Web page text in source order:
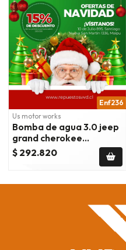
Enf236
Us motor works
Bomba de agua 3.0 jeep
grand cherokee
2014/2019 ram 1500
2014/2018
$ 292.820